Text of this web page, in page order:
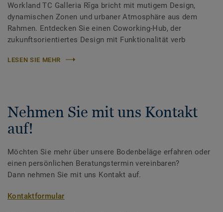
Workland TC Galleria Rīga bricht mit mutigem Design,
dynamischen Zonen und urbaner Atmosphäre aus dem
Rahmen. Entdecken Sie einen Coworking-Hub, der
zukunftsorientiertes Design mit Funktionalität verb
LESEN SIE MEHR
Nehmen Sie mit uns Kontakt
auf!
Möchten Sie mehr über unsere Bodenbeläge erfahren oder
einen persönlichen Beratungstermin vereinbaren?
Dann nehmen Sie mit uns Kontakt auf.
Kontaktformular